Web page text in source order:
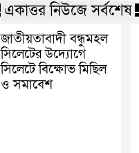
একাত্তর নিউজে সর্বশেষ
জাতীয়তাবাদী বন্ধুমহল
সিলেটের উদ্যোগে
সিলেটে বিক্ষোভ মিছিল
ও সমাবেশ